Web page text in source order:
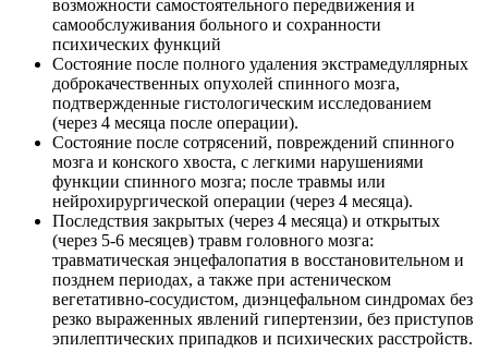
возможности самостоятельного передвижения и
самообслуживания больного и сохранности
психических функций
Состояние после полного удаления экстрамедуллярных
доброкачественных опухолей спинного мозга,
подтвержденные гистологическим исследованием
(через 4 месяца после операции).
Состояние после сотрясений, повреждений спинного
мозга и конского хвоста, с легкими нарушениями
функции спинного мозга; после травмы или
нейрохирургической операции (через 4 месяца).
Последствия закрытых (через 4 месяца) и открытых
(через 5-6 месяцев) травм головного мозга:
травматическая энцефалопатия в восстановительном и
позднем периодах, а также при астеническом
вегетативно-сосудистом, диэнцефальном синдромах без
резко выраженных явлений гипертензии, без приступов
эпилептических припадков и психических расстройств.